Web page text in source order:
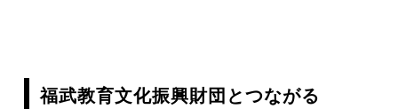
福武教育文化振興財団とつながる